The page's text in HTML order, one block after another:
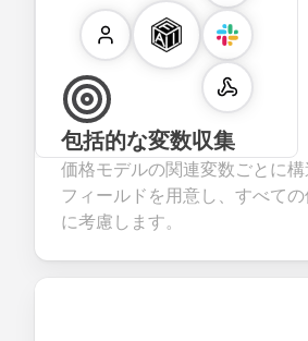
包括的な変数収集
価格モデルの関連変数ごとに
フィールドを用意し、すべて
に考慮します。